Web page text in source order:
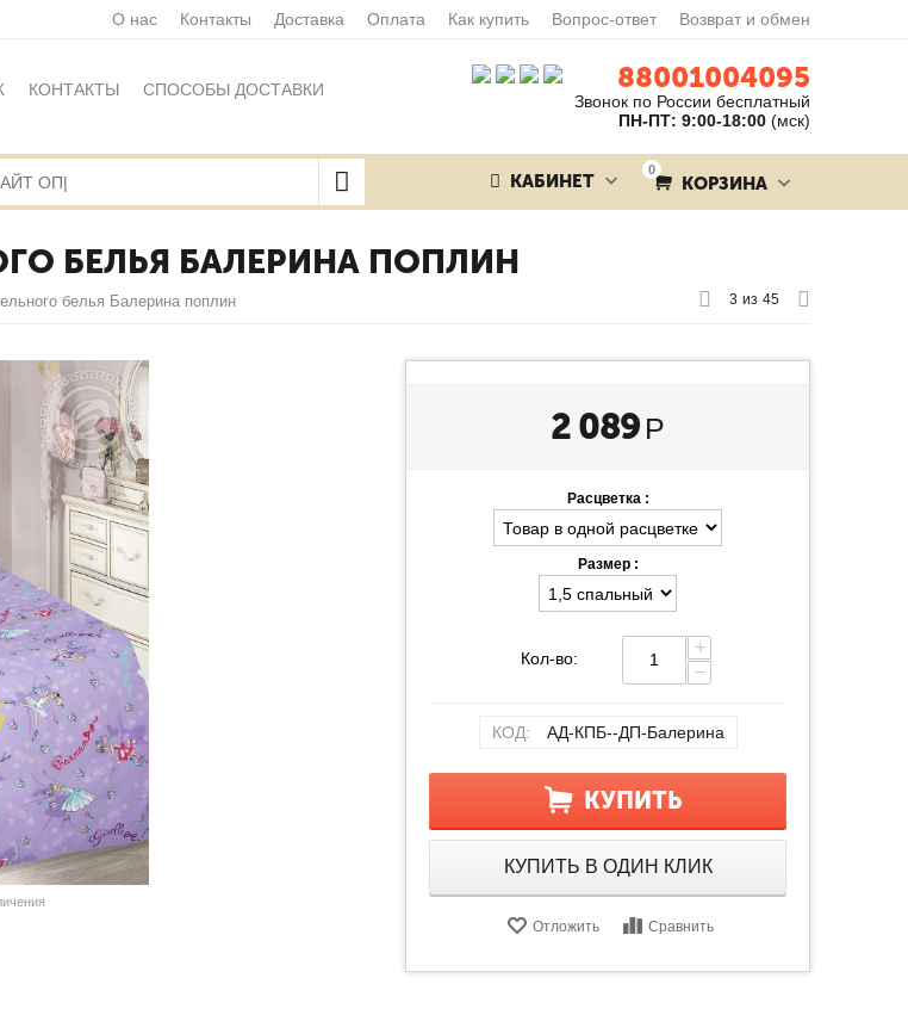
О нас Контакты Доставка Оплата Как купить Вопрос-ответ Возврат и обмен
КОНТАКТЫ СПОСОБЫ ДОСТАВКИ
САЙТА
88001004095
Звонок по России бесплатный
ПН-ПТ: 9:00-18:00 (мск)
0
КОРЗИНА
КАБИНЕТ
БЕЛЬЯ БАЛЕРИНА ПОПЛИН
белья Балерина поплин 3 из 45
2 089 Р
Расцветка :
Размер :
Кол-во:
+
−
КОД: АД-КПБ--ДП-Балерина
КУПИТЬ
КУПИТЬ В ОДИН КЛИК
Отложить Сравнить